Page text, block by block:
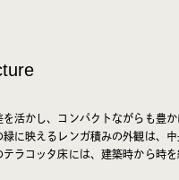
を活かし、コンパクトながらも豊
緑に映えるレンガ積みの外観は、
テラコッタ床には、建築時から時